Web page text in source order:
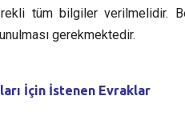
tüm bilgiler verilmelidir.
gerekmektedir.
İçin İstenen Evraklar